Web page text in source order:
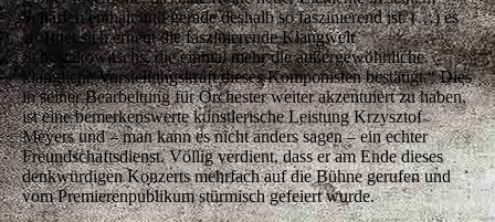
Schaffen enthält und gerade deshalb so faszinierend ist. (…) es
eröffnet sich erneut die faszinierende Klangwelt
Schostakowitschs, die einmal mehr die außergewöhnliche
klangliche Vorstellungskraft dieses Komponisten bestätigt.“ Dies
in seiner Bearbeitung für Orchester weiter akzentuiert zu haben,
ist eine bemerkenswerte künstlerische Leistung Krzysztof
Meyers und – man kann es nicht anders sagen – ein echter
Freundschaftsdienst. Völlig verdient, dass er am Ende dieses
denkwürdigen Konzerts mehrfach auf die Bühne gerufen und
vom Premierenpublikum stürmisch gefeiert wurde.